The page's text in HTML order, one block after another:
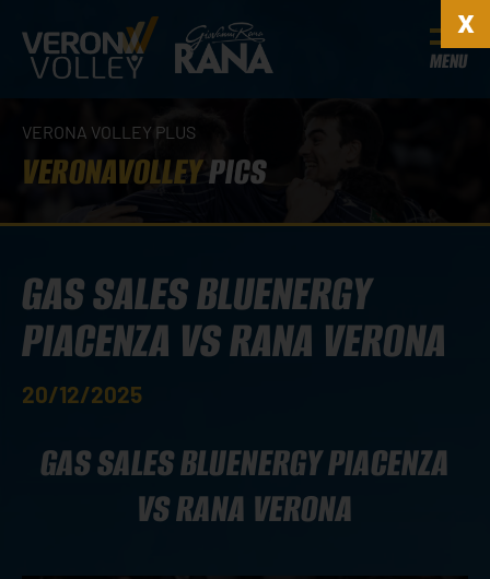
MENU
VERONA VOLLEY PLUS
VERONAVOLLEYPICS
GAS SALES BLUENERGY
PIACENZA VS RANA VERONA
20/12/2025
GAS SALES BLUENERGY PIACENZA
VS RANA VERONA